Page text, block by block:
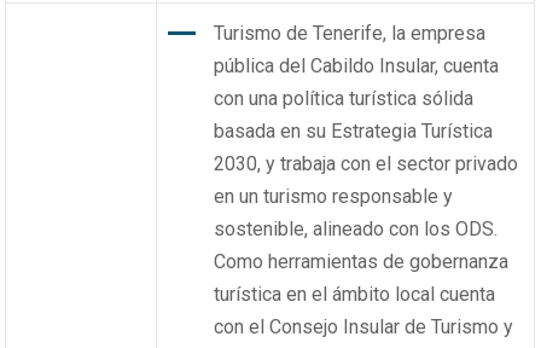
Turismo de Tenerife, la empresa
pública del Cabildo Insular, cuenta
con una política turística sólida
basada en su Estrategia Turística
2030, y trabaja con el sector privado
en un turismo responsable y
sostenible, alineado con los ODS.
Como herramientas de gobernanza
turística en el ámbito local cuenta
con el Consejo Insular de Turismo y